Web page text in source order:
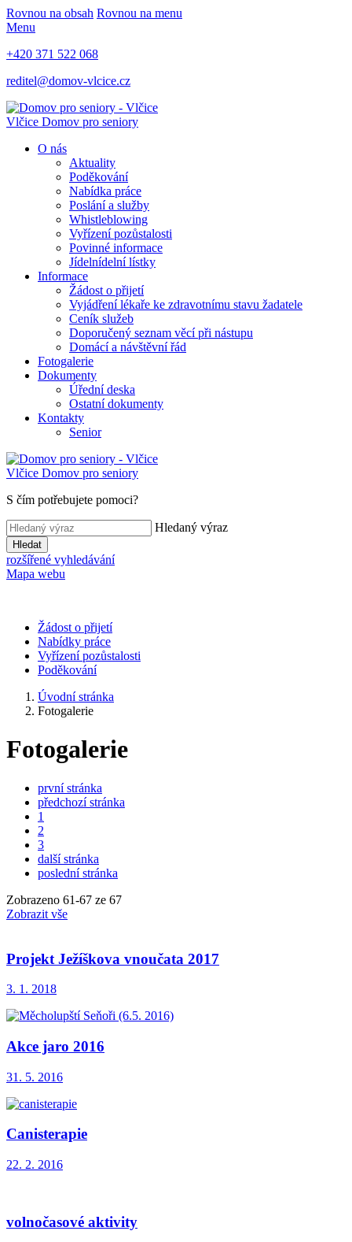
Rovnou na obsah Rovnou na menu
Menu
+420 371 522 068
reditel@domov-vlcice.cz
Vlčice Domov pro seniory
O nás
Aktuality
Poděkování
Nabídka práce
Poslání a služby
Whistleblowing
Vyřízení pozůstalosti
Povinné informace
Jídelnídelní lístky
Informace
Žádost o přijetí
Vyjádření lékaře ke zdravotnímu stavu žadatele
Ceník služeb
Doporučený seznam věcí při nástupu
Domácí a návštěvní řád
Fotogalerie
Dokumenty
Úřední deska
Ostatní dokumenty
Kontakty
Senior
Vlčice Domov pro seniory
S čím potřebujete pomoci?
Hledaný výraz
Hledat
rozšířené vyhledávání
Mapa webu
Žádost o přijetí
Nabídky práce
Vyřízení pozůstalosti
Poděkování
Úvodní stránka
Fotogalerie
Fotogalerie
první stránka
předchozí stránka
1
2
3
další stránka
poslední stránka
Zobrazeno 61-67 ze 67
Zobrazit vše
Projekt Ježíškova vnoučata 2017
3. 1. 2018
Akce jaro 2016
31. 5. 2016
Canisterapie
22. 2. 2016
volnočasové aktivity